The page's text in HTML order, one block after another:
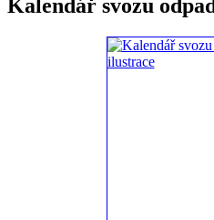
Kalendář svozu